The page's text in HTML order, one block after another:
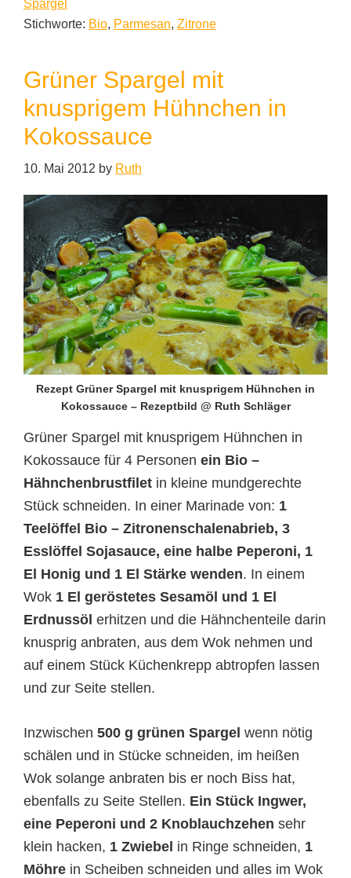
Spargel
Stichworte: Bio, Parmesan, Zitrone
Grüner Spargel mit
knusprigem Hühnchen in
Kokossauce
10. Mai 2012 by Ruth
Rezept Grüner Spargel mit knusprigem Hühnchen in
Kokossauce – Rezeptbild @ Ruth Schläger
Grüner Spargel mit knusprigem Hühnchen in
Kokossauce für 4 Personen ein Bio –
Hähnchenbrustfilet in kleine mundgerechte
Stück schneiden. In einer Marinade von: 1
Teelöffel Bio – Zitronenschalenabrieb, 3
Esslöffel Sojasauce, eine halbe Peperoni, 1
El Honig und 1 El Stärke wenden. In einem
Wok 1 El geröstetes Sesamöl und 1 El
Erdnussöl erhitzen und die Hähnchenteile darin
knusprig anbraten, aus dem Wok nehmen und
auf einem Stück Küchenkrepp abtropfen lassen
und zur Seite stellen.
Inzwischen 500 g grünen Spargel wenn nötig
schälen und in Stücke schneiden, im heißen
Wok solange anbraten bis er noch Biss hat,
ebenfalls zu Seite Stellen. Ein Stück Ingwer,
eine Peperoni und 2 Knoblauchzehen sehr
klein hacken, 1 Zwiebel in Ringe schneiden, 1
Möhre in Scheiben schneiden und alles im Wok